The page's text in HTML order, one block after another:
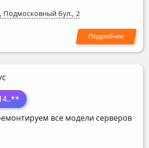
Подмосковный бул., 2
..**
все модели серверов